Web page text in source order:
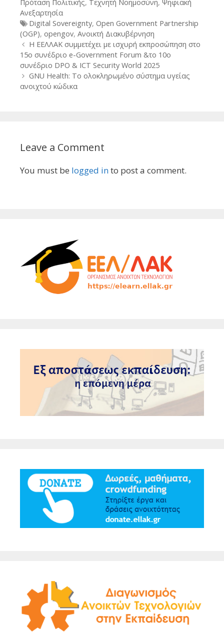
Πρόταση Πολιτικής, Τεχνητή Νοημοσύνη, Ψηφιακή
Ανεξαρτησία
Tags
Digital Sovereignty, Open Government Partnership
(OGP), opengov, Ανοικτή Διακυβέρνηση
Post
navigation
Η ΕΕΛΛΑΚ συμμετέχει με ισχυρή εκπροσώπηση στο
15ο συνέδριο e-Government Forum &το 10ο
συνέδριο DPO & ICT Security World 2025
GNU Health: Το ολοκληρωμένο σύστημα υγείας
ανοιχτού κώδικα
Leave a Comment
You must be logged into post a comment.